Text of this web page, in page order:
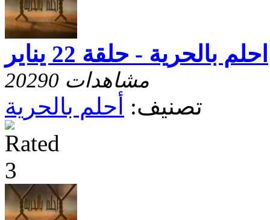
احلم بالحرية - حلقة 22 يناير
20290 مشاهدات
تصنيف: أحلم بالحرية